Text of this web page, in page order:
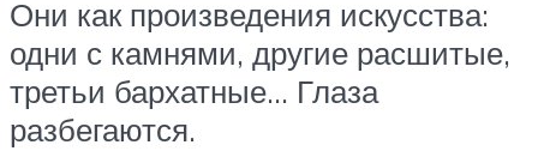
Они как произведения искусства:
одни с камнями, другие расшитые,
третьи бархатные… Глаза
разбегаются.